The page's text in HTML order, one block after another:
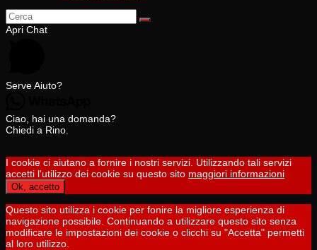
Apri Chat
Serve Aiuto?
Ciao, hai una domanda?
Chiedi a Rino.
I cookie ci aiutano a fornire i nostri servizi. Utilizzando tali servizi
accetti l'utilizzo dei cookie su questo sito maggiori informazioni
Ok, accetto
Questo sito utilizza i cookie per fonire la migliore esperienza di
navigazione possibile. Continuando a utilizzare questo sito senza
modificare le impostazioni dei cookie o clicchi su "Accetta" permetti
al loro utilizzo.